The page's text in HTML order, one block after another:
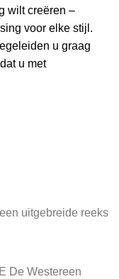
wilt creëren –
voor elke stijl.
u graag
u met
uitgebreide reeks
De Westereen